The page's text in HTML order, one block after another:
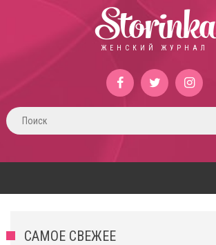
Storinka
ЖЕНСКИЙ ЖУРНАЛ
САМОЕ СВЕЖЕЕ